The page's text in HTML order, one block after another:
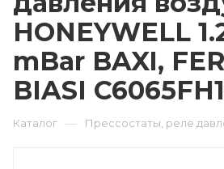
HONEYWELL
mBar BAXI,
BIASI
Каталог — Прессостаты, реле